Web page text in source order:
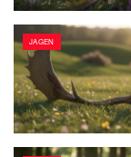
JAGEN